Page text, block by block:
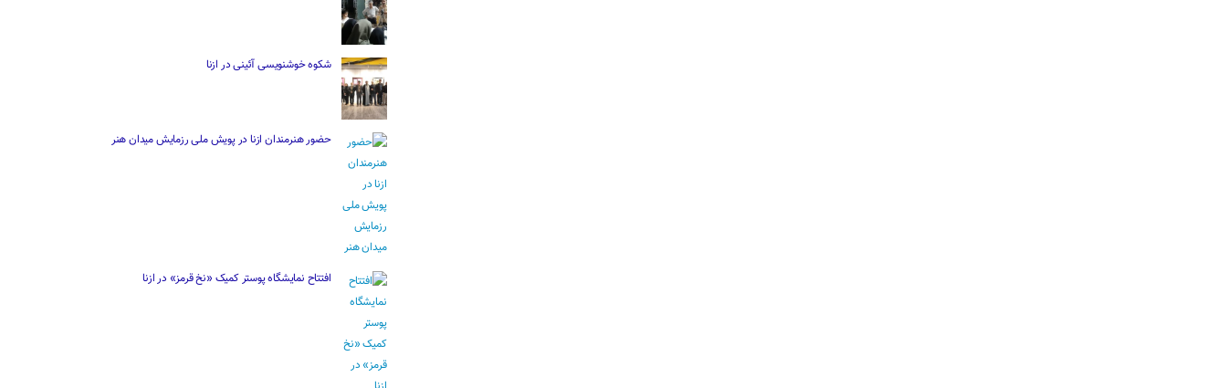
شکوه خوشنویسی آئینی در ازنا
حضور هنرمندان ازنا در پویش ملی رزمایش میدان هنر
افتتاح نمایشگاه پوستر کمیک «نخ قرمز» در ازنا